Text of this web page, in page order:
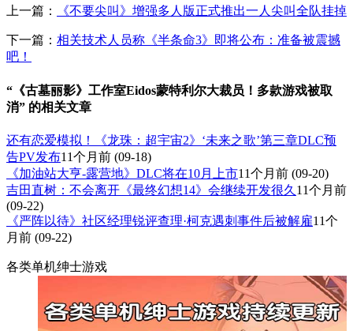
上一篇： 《不要尖叫》增强多人版正式推出一人尖叫全队挂掉
下一篇： 相关技术人员称《半条命3》即将公布：准备被震撼
吧！
“《古墓丽影》工作室Eidos蒙特利尔大裁员！多款游戏被取
消” 的相关文章
还有恋爱模拟！《龙珠：超宇宙2》‘未来之歌’第三章DLC预
告PV发布11个月前 (09-18)
《加油站大亨-露营地》DLC将在10月上市11个月前 (09-20)
吉田直树：不会离开《最终幻想14》会继续开发很久 11个月前
(09-22)
《严阵以待》社区经理锐评查理·柯克遇刺事件后被解雇11个
月前 (09-22)
各类单机绅士游戏